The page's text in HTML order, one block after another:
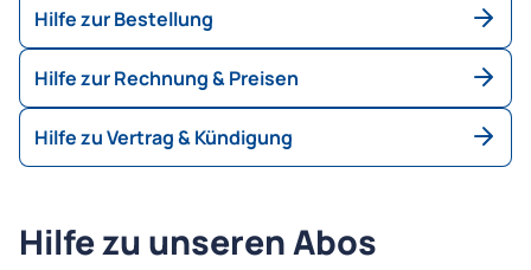
Hilfe zur Bestellung
Hilfe zur Rechnung & Preisen
Hilfe zu Vertrag & Kündigung
Hilfe zu unseren Abos